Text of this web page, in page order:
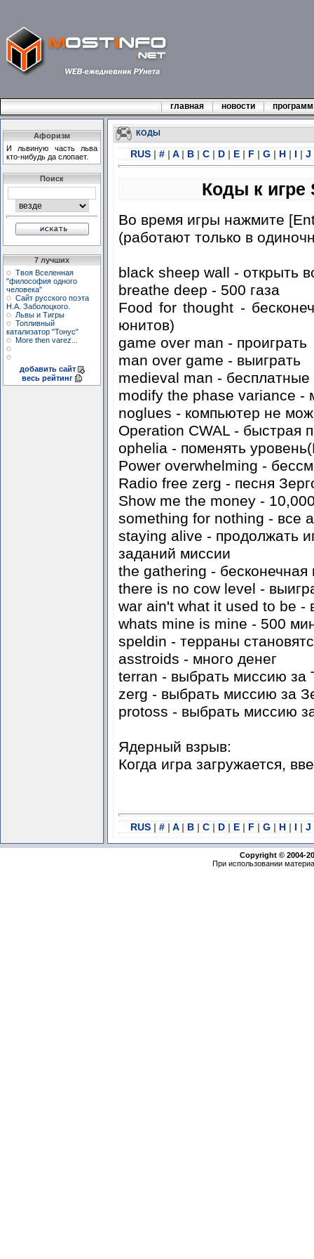
главная новости
Афоризм
И львиную часть льва
кто-нибудь да слопает.
Поиск
7 лучших
Твоя Вселенная
"философия одного
человека"
Сайт русского поэта
Н.А. Заболоцкого.
Львы и Тигры
Топливный
катализатор "Тонус"
More then varez...
добавить сайт
весь рейтинг
КОДЫ
RUS | # | A | B | C | D | E | F | G | H | I | J
Коды к игре
Во время игры нажмите
(работают только в
black sheep wall - открыть
breathe deep - 500 газа
Food for thought -
юнитов)
game over man - проиграть
man over game - выиграть
medieval man -
modify the phase variance -
noglues - компьютер не
Operation CWAL - быстрая
ophelia - поменять
Power overwhelming -
Radio free zerg - песня
Show me the money -
something for nothing - все
staying alive - продолжать
заданий миссии
the gathering - бесконечная
there is no cow level -
war ain't what it used to be -
whats mine is mine - 500
speldin - терраны
asstroids - много денег
terran - выбрать миссию за
zerg - выбрать миссию за
protoss - выбрать миссию
Ядерный взрыв:
Когда игра загружается,
RUS | # | A | B | C | D | E | F | G | H | I | J
Copyright © 2004-
При использовании